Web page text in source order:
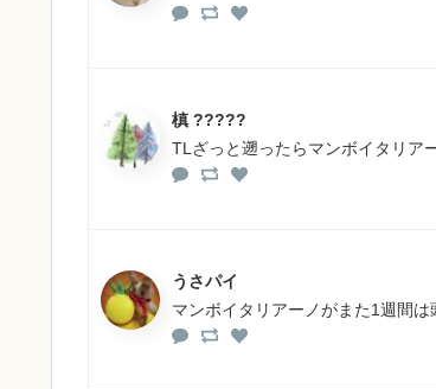
槙 ?????
TLざっと遡ったらマンボイタリア
うさパイ
マンボイタリアーノがまた1週間は